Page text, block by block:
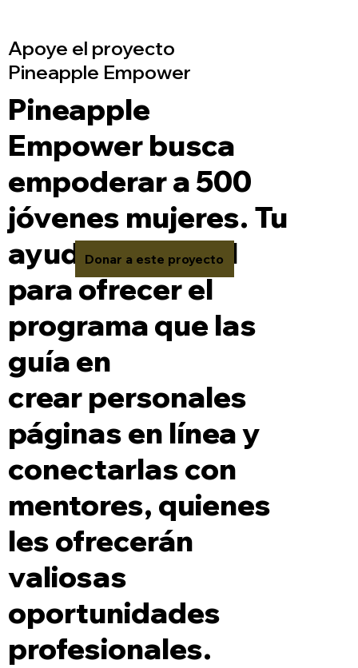
Apoye el proyecto
Pineapple Empower
Pineapple
Empower busca
empoderar a 500
jóvenes mujeres. Tu
ayuda es crucial
para ofrecer el
programa que las
guía en
crear personales
páginas en línea y
conectarlas con
mentores, quienes
les ofrecerán
valiosas
oportunidades
profesionales.
Donar a este proyecto